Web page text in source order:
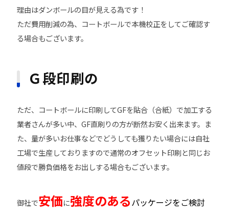
理由はダンボールの目が見える為です！
ただ費用削減の為、コートボールで本機校正をしてご確認す
る場合もございます。
Ｇ段印刷の
ただ、コートボールに印刷してGFを貼合（合紙）で加工する
業者さんが多い中、GF直刷りの方が断然お安く出来ます。ま
た、量が多いお仕事などでどうしても獲りたい場合には自社
工場で生産しておりますので通常のオフセット印刷と同じお
値段で勝負価格をお出しする場合もございます。
御社で安価に強度のあるパッケージをご検討